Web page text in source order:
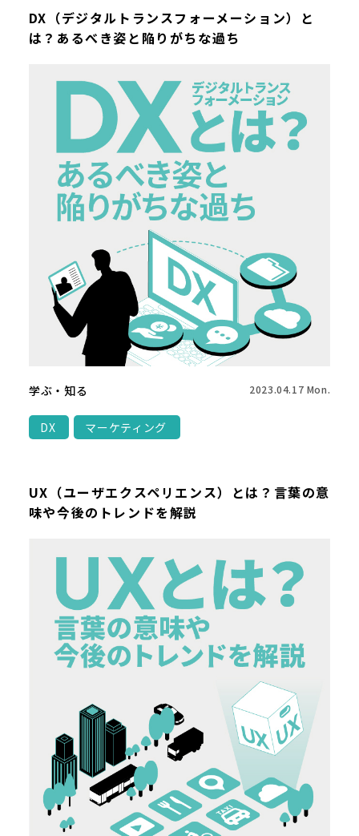
DX（デジタルトランスフォーメーション）と
は？あるべき姿と陥りがちな過ち
学ぶ・知る 2023.04.17 Mon.
DX マーケティング
UX（ユーザエクスペリエンス）とは？言葉の意
味や今後のトレンドを解説